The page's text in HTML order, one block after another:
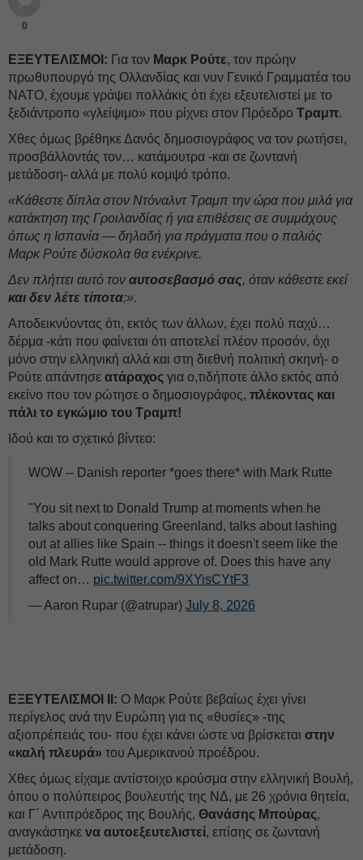
0
ΕΞΕΥΤΕΛΙΣΜΟΙ: Για τον Μαρκ Ρούτε, τον πρώην
πρωθυπουργό της Ολλανδίας και νυν Γενικό Γραμματέα του
ΝΑΤΟ, έχουμε γράψει πολλάκις ότι έχει εξευτελιστεί με το
ξεδιάντροπο «γλείψιμο» που ρίχνει στον Πρόεδρο Τραμπ.
Χθες όμως βρέθηκε Δανός δημοσιογράφος να τον ρωτήσει,
προσβάλλοντάς τον… κατάμουτρα -και σε ζωντανή
μετάδοση- αλλά με πολύ κομψό τρόπο.
«Κάθεστε δίπλα στον Ντόναλντ Τραμπ την ώρα που μιλά για
κατάκτηση της Γροιλανδίας ή για επιθέσεις σε συμμάχους
όπως η Ισπανία — δηλαδή για πράγματα που ο παλιός
Μαρκ Ρούτε δύσκολα θα ενέκρινε.
Δεν πλήττει αυτό τον αυτοσεβασμό σας, όταν κάθεστε εκεί
και δεν λέτε τίποτα;».
Αποδεικνύοντας ότι, εκτός των άλλων, έχει πολύ παχύ…
δέρμα -κάτι που φαίνεται ότι αποτελεί πλέον προσόν, όχι
μόνο στην ελληνική αλλά και στη διεθνή πολιτική σκηνή- ο
Ρούτε απάντησε ατάραχος για ο,τιδήποτε άλλο εκτός από
εκείνο που τον ρώτησε ο δημοσιογράφος, πλέκοντας και
πάλι το εγκώμιο του Τραμπ!
Ιδού και το σχετικό βίντεο:
WOW -- Danish reporter *goes there* with Mark Rutte
"You sit next to Donald Trump at moments when he
talks about conquering Greenland, talks about lashing
out at allies like Spain -- things it doesn't seem like the
old Mark Rutte would approve of. Does this have any
affect on… pic.twitter.com/9XYisCYtF3
— Aaron Rupar (@atrupar) July 8, 2026
ΕΞΕΥΤΕΛΙΣΜΟΙ ΙΙ: Ο Μαρκ Ρούτε βεβαίως έχει γίνει
περίγελος ανά την Ευρώπη για τις «θυσίες» -της
αξιοπρέπειάς του- που έχει κάνει ώστε να βρίσκεται στην
«καλή πλευρά» του Αμερικανού προέδρου.
Χθες όμως είχαμε αντίστοιχο κρούσμα στην ελληνική Βουλή,
όπου ο πολύπειρος βουλευτής της ΝΔ, με 26 χρόνια θητεία,
και Γ΄ Αντιπρόεδρος της Βουλής, Θανάσης Μπούρας,
αναγκάστηκε να αυτοεξευτελιστεί, επίσης σε ζωντανή
μετάδοση.